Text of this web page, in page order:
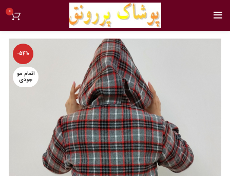
0
-54%
اتمام مو
جودی